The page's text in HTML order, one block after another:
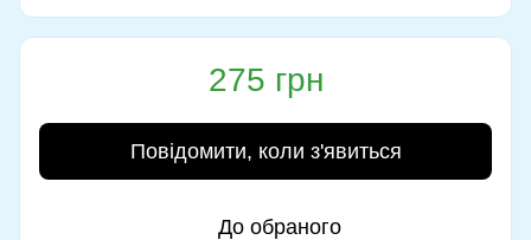
275 грн
Повідомити, коли з'явиться
До обраного